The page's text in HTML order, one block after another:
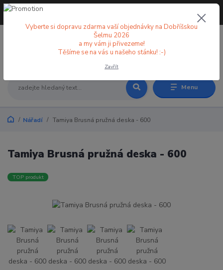
Menu
+420 773 998 582
Nářadí Tamiya Brusná pružná deska - 600
Tamiya Brusná pružná deska - 600
TOP produkt
Vyberte si dopravu zdarma vaší objednávky na Dobříšskou
Šelmu 2026
a my vám ji přivezeme!
Těšíme se na vás u našeho stánku! :-)
Zavřít